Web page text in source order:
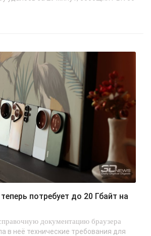
документацию браузера
в неё технические требования для